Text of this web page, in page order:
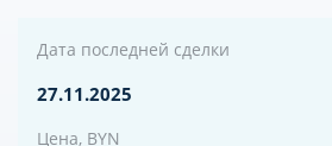
Дата последней сделки
27.11.2025
Цена, BYN